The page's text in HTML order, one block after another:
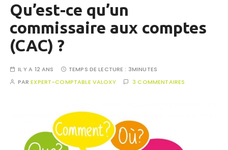
Qu’est-ce qu’un
commissaire aux comptes
(CAC) ?
IL Y A 12 ANS TEMPS DE LECTURE : 3MINUTES
PAREXPERT-COMPTABLE VALOXY 3 COMMENTAIRES